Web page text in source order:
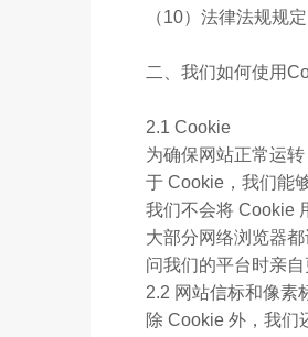
（10）法律法规规
二、我们如何使用
2.1 Cookie
为确保网站正常运
于 Cookie，我们能
我们不会将 Cookie
大部分网络浏览器
问我们的平台时亲
2.2 网站信标和像素
除 Cookie 外，我们